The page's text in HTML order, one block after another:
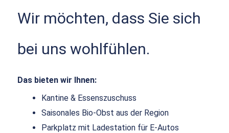
Wir möchten, dass Sie sich
bei uns wohlfühlen.
Das bieten wir Ihnen:
Kantine & Essenszuschuss
Saisonales Bio-Obst aus der Region
Parkplatz mit Ladestation für E-Autos